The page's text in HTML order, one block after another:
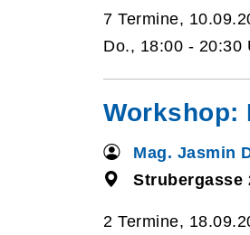
7 Termine,
Do., 18:00 - 20:30
Workshop:
Mag. Jasmin
Strubergasse
2 Termine,